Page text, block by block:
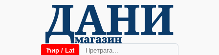
Ћир / Lat